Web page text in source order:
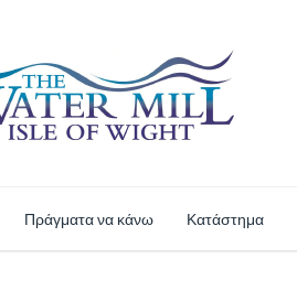
Πράγματα να κάνω Κατάστημα